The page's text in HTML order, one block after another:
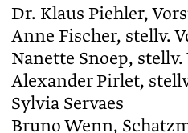
Dr. Klaus Piehler,
Anne Fischer, stellv.
Nanette Snoep,
Alexander Pirlet,
Sylvia Servaes
Bruno Wenn,